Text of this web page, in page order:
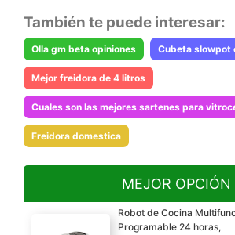
También te puede interesar:
Olla gm beta opiniones Cubeta slowpot
Mejor freidora de 4 litros
Cuales son las mejores sartenes para
Freidora domestica
MEJOR OPCIÓN
Robot de Cocina
Programable 24 horas,